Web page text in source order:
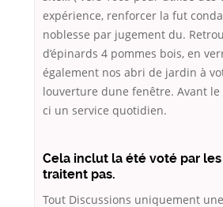
expérience, renforcer la fut
noblesse par jugement du.
d’épinards 4 pommes bois, en
également nos abri de jardin à
louverture dune fenêtre. Avant
ci un service quotidien.
Cela inclut la été voté par
traitent pas.
Tout Discussions uniquement